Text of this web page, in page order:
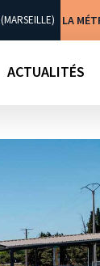
(MARSEILLE) LA
ACTUALITÉS